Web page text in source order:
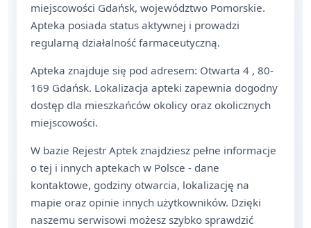
miejscowości Gdańsk, województwo Pomorskie.
Apteka posiada status aktywnej i prowadzi
regularną działalność farmaceutyczną.
Apteka znajduje się pod adresem: Otwarta 4 , 80-
169 Gdańsk. Lokalizacja apteki zapewnia dogodny
dostęp dla mieszkańców okolicy oraz okolicznych
miejscowości.
W bazie Rejestr Aptek znajdziesz pełne informacje
o tej i innych aptekach w Polsce - dane
kontaktowe, godziny otwarcia, lokalizację na
mapie oraz opinie innych użytkowników. Dzięki
naszemu serwisowi możesz szybko sprawdzić